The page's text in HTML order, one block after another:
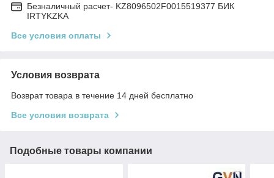
Безналичный расчет- KZ8096502F0015519377 БИК
IRTYKZKA
Все условия оплаты
Условия возврата
Возврат товара в течение 14 дней бесплатно
Все условия возврата
Подобные товары компании